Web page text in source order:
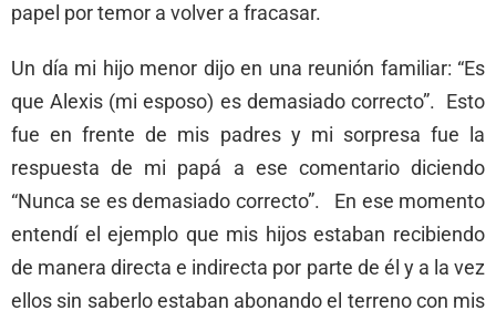
papel por temor a volver a fracasar.
Un día mi hijo menor dijo en una reunión familiar: “Es
que Alexis (mi esposo) es demasiado correcto”. Esto
fue en frente de mis padres y mi sorpresa fue la
respuesta de mi papá a ese comentario diciendo
“Nunca se es demasiado correcto”. En ese momento
entendí el ejemplo que mis hijos estaban recibiendo
de manera directa e indirecta por parte de él y a la vez
ellos sin saberlo estaban abonando el terreno con mis